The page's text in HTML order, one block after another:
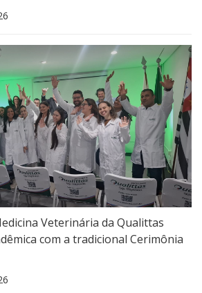
Veterinária da Qualittas
com a tradicional Cerimônia